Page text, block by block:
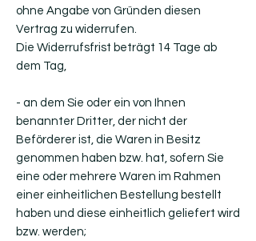
ohne Angabe von Gründen diesen
Vertrag zu widerrufen.
Die Widerrufsfrist beträgt 14 Tage ab
dem Tag,
- an dem Sie oder ein von Ihnen
benannter Dritter, der nicht der
Beförderer ist, die Waren in Besitz
genommen haben bzw. hat, sofern Sie
eine oder mehrere Waren im Rahmen
einer einheitlichen Bestellung bestellt
haben und diese einheitlich geliefert wird
bzw. werden;